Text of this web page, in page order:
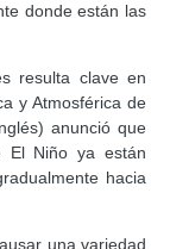
donde están las
resulta clave en
y Atmosférica de
anunció que
El Niño ya están
hacia
una variedad